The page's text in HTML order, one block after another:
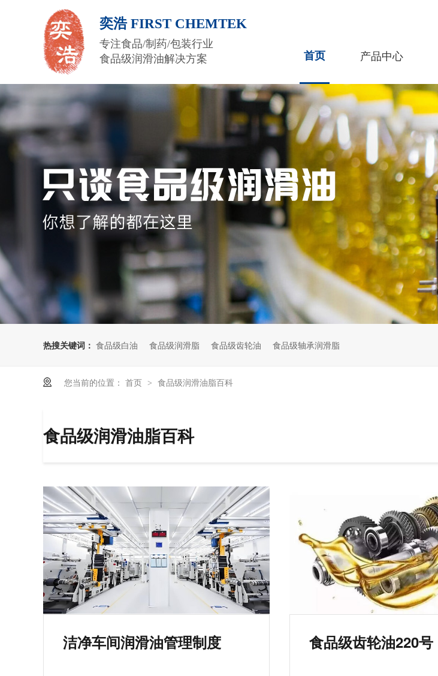
奕浩 FIRST CHEMTEK
专注食品/制药/包装行业
食品级润滑油解决方案
首页 产品中心
热搜关键词： 食品级白油 食品级润滑脂 食品级齿轮油 食品级轴承润滑脂
您当前的位置： 首页 > 食品级润滑油脂百科
食品级润滑油脂百科
洁净车间润滑油管理制度 食品级齿轮油220号